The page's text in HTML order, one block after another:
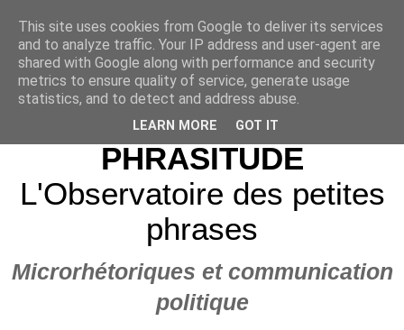
PHRASITUDE
L'Observatoire des petites
phrases
Microrhétoriques et communication
politique
This site uses cookies from Google to deliver its services
and to analyze traffic. Your IP address and user-agent are
shared with Google along with performance and security
metrics to ensure quality of service, generate usage
statistics, and to detect and address abuse.
LEARN MORE GOT IT